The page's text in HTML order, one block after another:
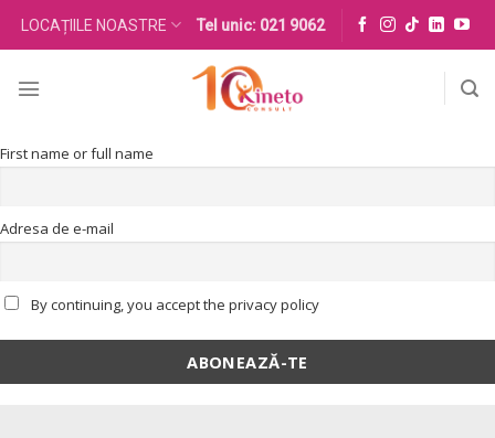
LOCAȚIILE NOASTRE Tel unic: 021 9062
First name or full name
Adresa de e-mail
By continuing, you accept the privacy policy